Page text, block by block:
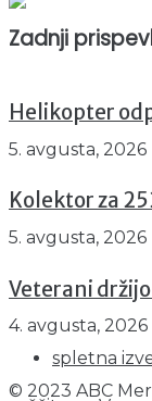
Zadnji
Helikopter
5. avgusta, 2026
Kolektor za
5. avgusta, 2026
Veterani
4. avgusta, 2026
spletna
© 2023 ABC